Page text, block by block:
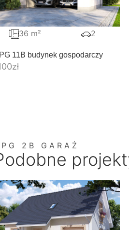
11B budynek gospodarczy
zł
36 m² 2
2B GARAŻ